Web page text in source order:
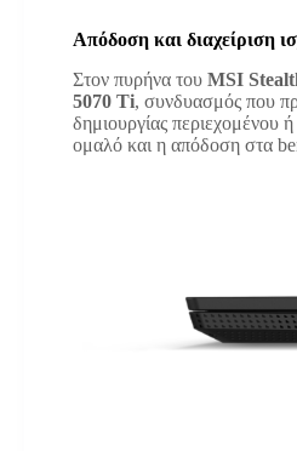
Απόδοση και διαχείριση
Στον πυρήνα του MSI
5070 Ti, συνδυασμός που
δημιουργίας
ομαλό και η απόδοση στα